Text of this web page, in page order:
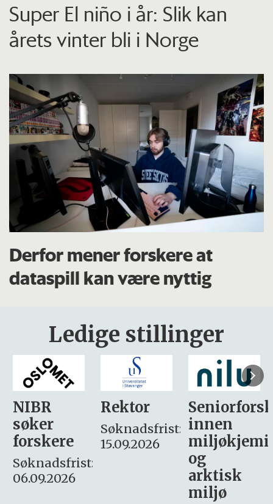
Super El niño i år: Slik kan
årets vinter bli i Norge
Derfor mener forskere at
dataspill kan være nyttig
Ledige stillinger
Rektor
Søknadsfrist:
15.09.2026
Seniorforsker
innen
miljøkjemi
søker
– fast
Søknadsfrist:
16. august.